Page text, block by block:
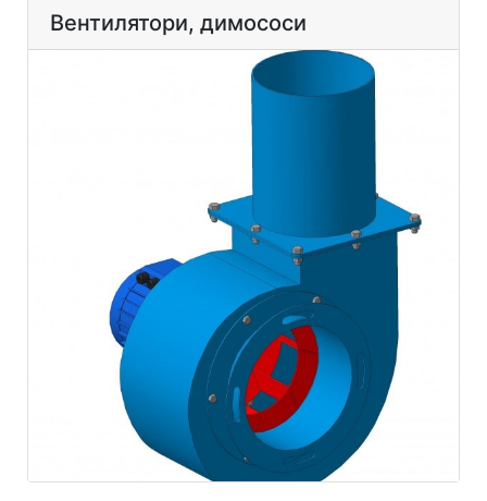
Вентилятори, димососи